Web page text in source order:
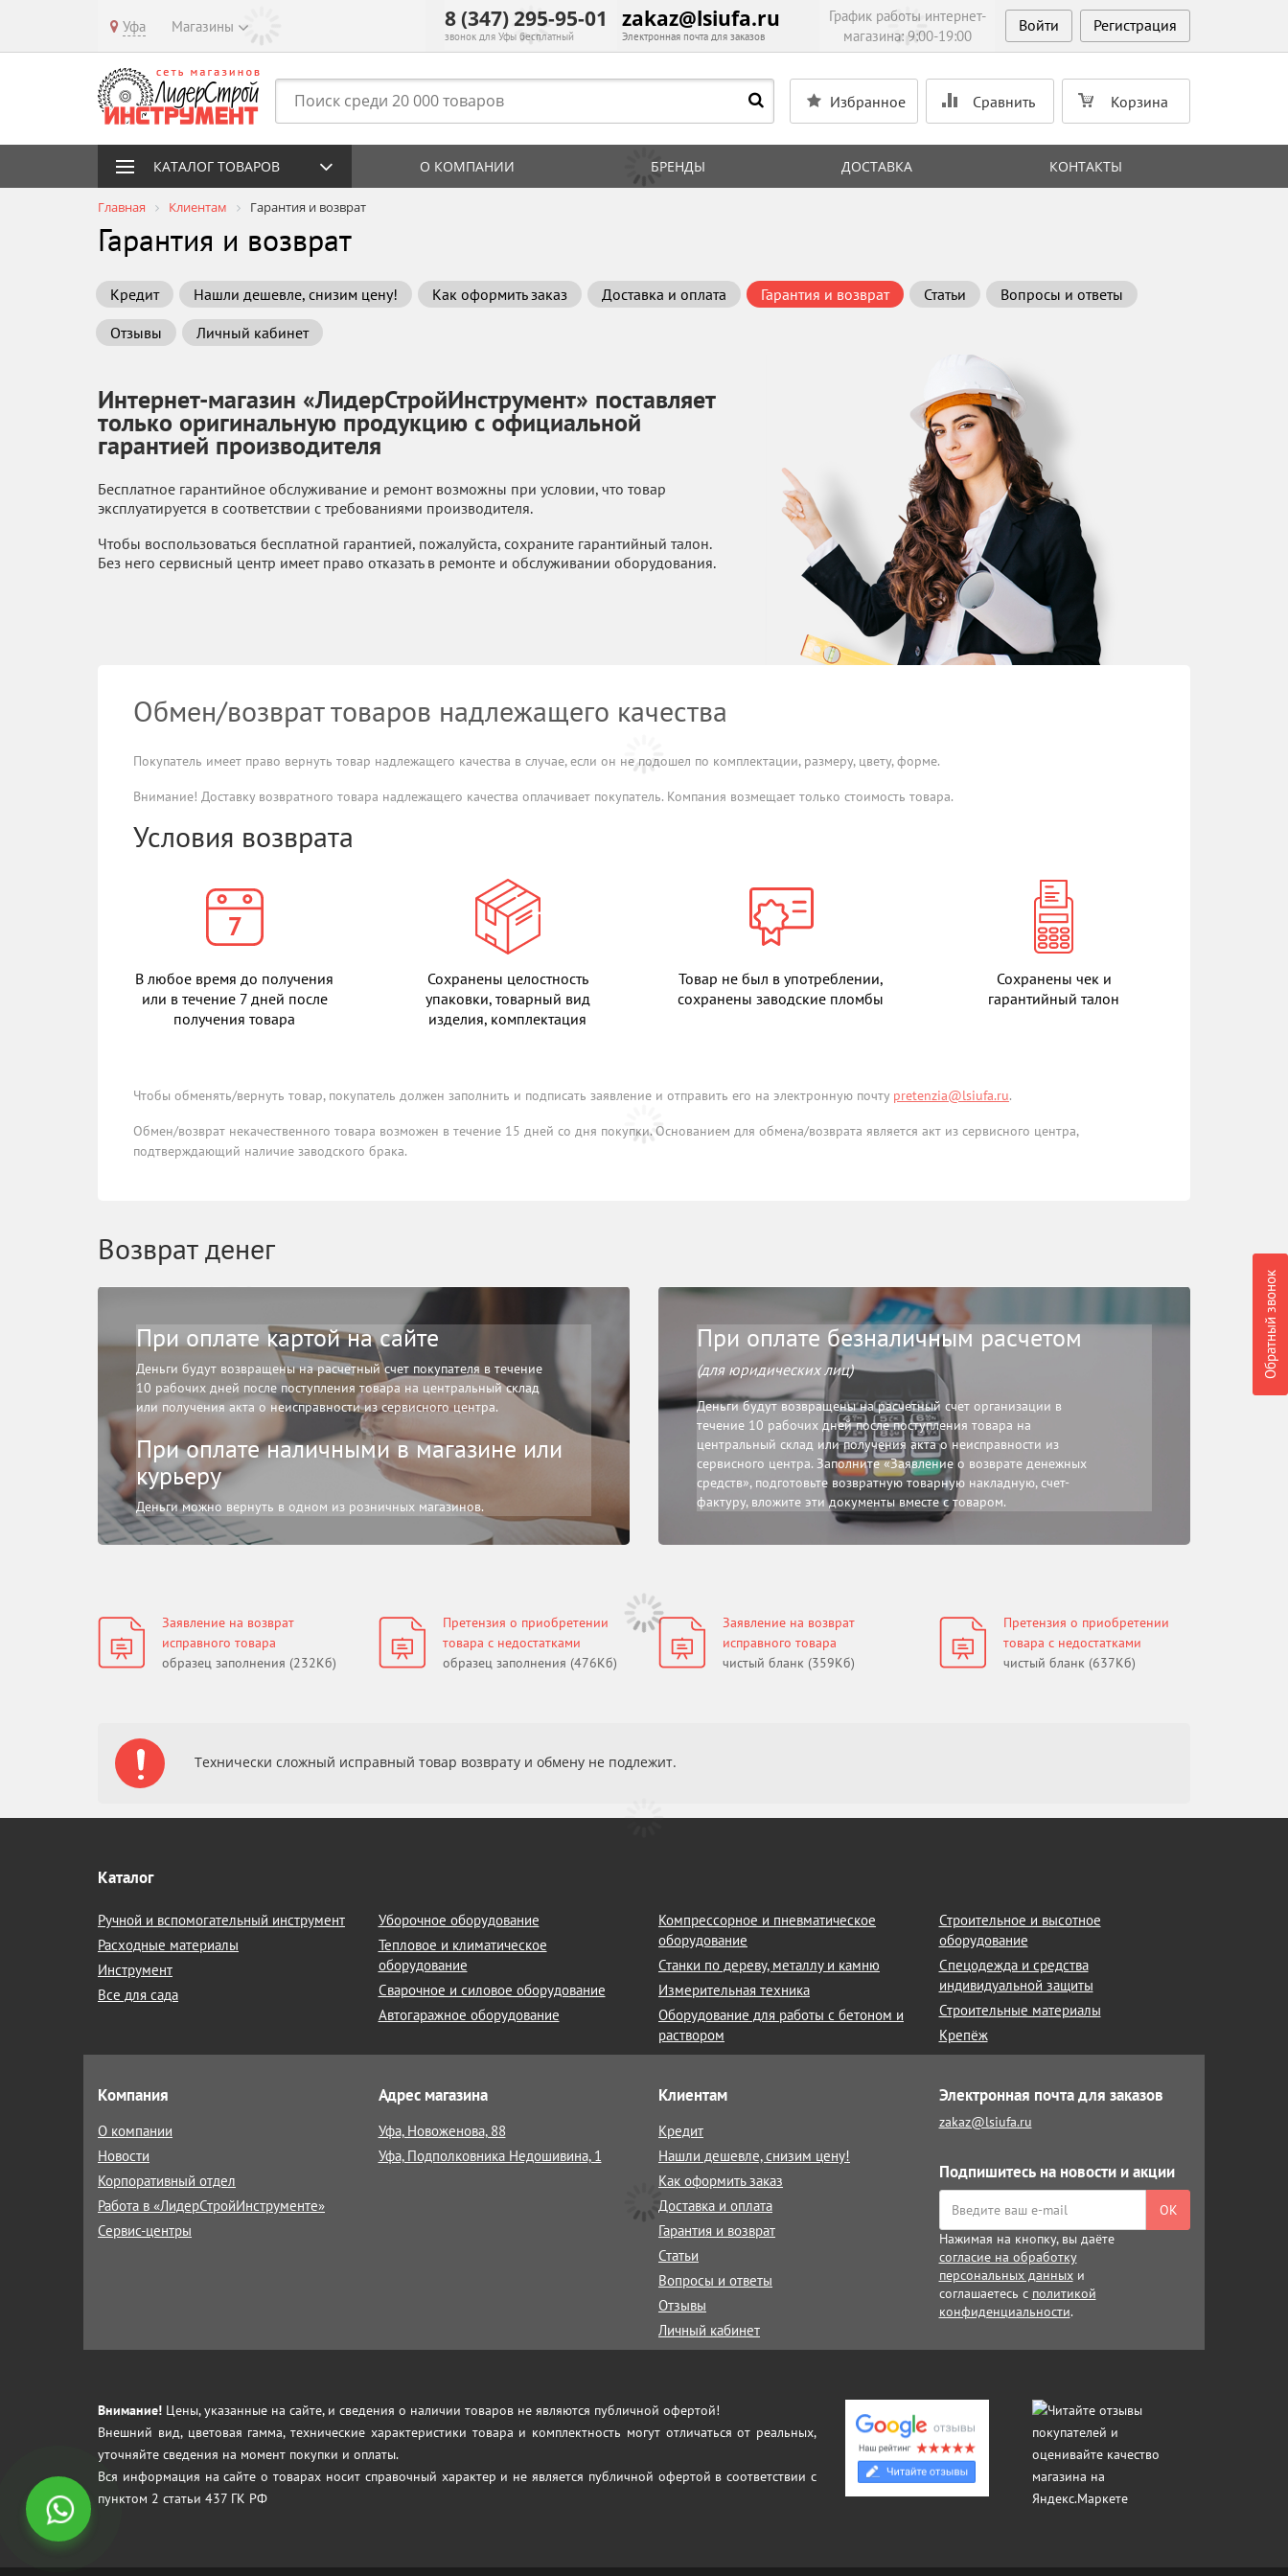
Уфа Магазины 8 (347) 295-95-01
звонок для Уфы бесплатный
zakaz@lsiufa.ru
Электронная почта для заказов
График работы интернет-
магазина: 9:00-19:00
Войти Регистрация
Избранное Сравнить Корзина
Обратный звонок
КАТАЛОГ ТОВАРОВ О КОМПАНИИ БРЕНДЫ ДОСТАВКА КОНТАКТЫ
Главная Клиентам Гарантия и возврат
Гарантия и возврат
Кредит Нашли дешевле, снизим цену! Как оформить заказ Доставка и оплата Гарантия и возврат Статьи
Вопросы и ответы
Отзывы
Личный кабинет
Интернет-магазин «ЛидерСтройИнструмент» поставляет
только оригинальную продукцию с официальной
гарантией производителя
Бесплатное гарантийное обслуживание и ремонт возможны при условии, что товар
эксплуатируется в соответствии с требованиями производителя.
Чтобы воспользоваться бесплатной гарантией, пожалуйста, сохраните гарантийный талон.
Без него сервисный центр имеет право отказать в ремонте и обслуживании оборудования.
Обмен/возврат товаров надлежащего качества
Покупатель имеет право вернуть товар надлежащего качества в случае, если он не подошел по комплектации, размеру, цвету, форме.
Внимание! Доставку возвратного товара надлежащего качества оплачивает покупатель. Компания возмещает только стоимость товара.
Условия возврата
В любое время до получения
или в течение 7 дней после
получения товара
Сохранены целостность
упаковки, товарный вид
изделия, комплектация
Товар не был в употреблении,
сохранены заводские пломбы
Сохранены чек и
гарантийный талон
Чтобы обменять/вернуть товар, покупатель должен заполнить и подписать заявление и отправить его на электронную почту pretenzia@lsiufa.ru.
Обмен/возврат некачественного товара возможен в течение 15 дней со дня покупки. Основанием для обмена/возврата является акт из сервисного центра,
подтверждающий наличие заводского брака.
Возврат денег
При оплате картой на сайте
Деньги будут возвращены на расчетный счет покупателя в течение
10 рабочих дней после поступления товара на центральный склад
или получения акта о неисправности из сервисного центра.
При оплате наличными в магазине или
курьеру
Деньги можно вернуть в одном из розничных магазинов.
При оплате безналичным расчетом
(для юридических лиц)
Деньги будут возвращены на расчетный счет организации в
течение 10 рабочих дней после поступления товара на
центральный склад или получения акта о неисправности из
сервисного центра. Заполните «Заявление о возврате денежных
средств», подготовьте возвратную товарную накладную, счет-
фактуру, вложите эти документы вместе с товаром.
Заявление на возврат
исправного товара
образец заполнения (232Кб)
Претензия о приобретении
товара с недостатками
образец заполнения (476Кб)
Заявление на возврат
исправного товара
чистый бланк (359Кб)
Претензия о приобретении
товара с недостатками
чистый бланк (637Кб)
Технически сложный исправный товар возврату и обмену не подлежит.
Каталог
Ручной и вспомогательный инструмент
Расходные материалы
Инструмент
Все для сада
Уборочное оборудование
Тепловое и климатическое
оборудование
Сварочное и силовое оборудование
Автогаражное оборудование
Компрессорное и пневматическое
оборудование
Станки по дереву, металлу и камню
Измерительная техника
Оборудование для работы с бетоном и
раствором
Строительное и высотное
оборудование
Спецодежда и средства
индивидуальной защиты
Строительные материалы
Крепёж
Компания
О компании
Новости
Корпоративный отдел
Работа в «ЛидерСтройИнструменте»
Сервис-центры
Адрес магазина
Уфа, Новоженова, 88
Уфа, Подполковника Недошивина, 1
Клиентам
Кредит
Нашли дешевле, снизим цену!
Как оформить заказ
Доставка и оплата
Гарантия и возврат
Статьи
Вопросы и ответы
Отзывы
Личный кабинет
Электронная почта для заказов
zakaz@lsiufa.ru
Подпишитесь на новости и акции
ОК
Нажимая на кнопку, вы даёте
согласие на обработку
персональных данныхи
соглашаетесь с политикой
конфиденциальности.
Внимание! Цены, указанные на сайте, и сведения о наличии товаров не являются публичной офертой!
Внешний вид, цветовая гамма, технические характеристики товара и комплектность могут отличаться от реальных,
уточняйте сведения на момент покупки и оплаты.
Вся информация на сайте о товарах носит справочный характер и не является публичной офертой в соответствии с
пунктом 2 статьи 437 ГК РФ